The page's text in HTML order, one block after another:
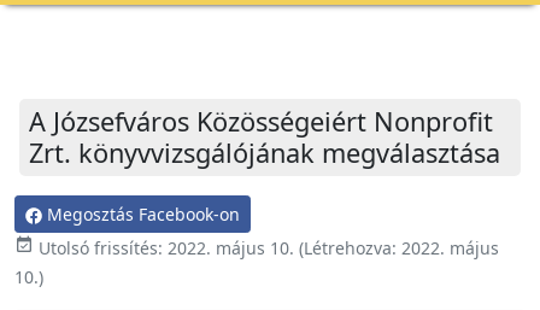
A Józsefváros Közösségeiért Nonprofit
Zrt. könyvvizsgálójának megválasztása
Megosztás Facebook-on
event_available Utolsó frissítés: 2022. május 10. (Létrehozva: 2022. május
10.)